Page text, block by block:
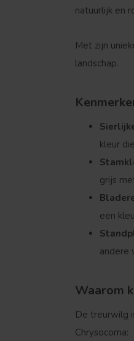
natuurlijk en
Met zijn
landschap.
kleur
grijs
een
andere
Waarom
De treurwilg
Chrysocoma: